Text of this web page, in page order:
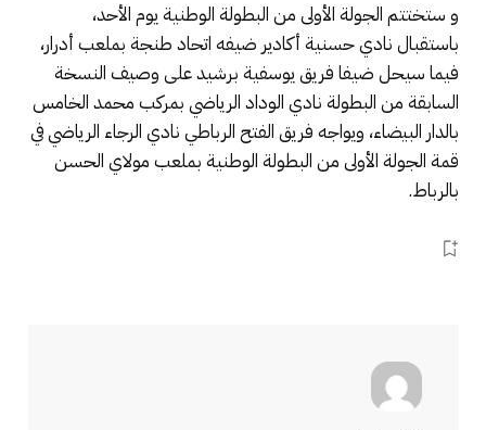
و ستختتم الجولة الأولى من البطولة الوطنية يوم الأحد،
باستقبال نادي حسنية أكادير ضيفه اتحاد طنجة بملعب أدرار،
فيما سيحل ضيفا فريق يوسفية برشيد على وصيف النسخة
السابقة من البطولة نادي الوداد الرياضي بمركب محمد الخامس
بالدار البيضاء، ويواجه فريق الفتح الرباطي نادي الرجاء الرياضي في
قمة الجولة الأولى من البطولة الوطنية بملعب مولاي الحسن
بالرباط.